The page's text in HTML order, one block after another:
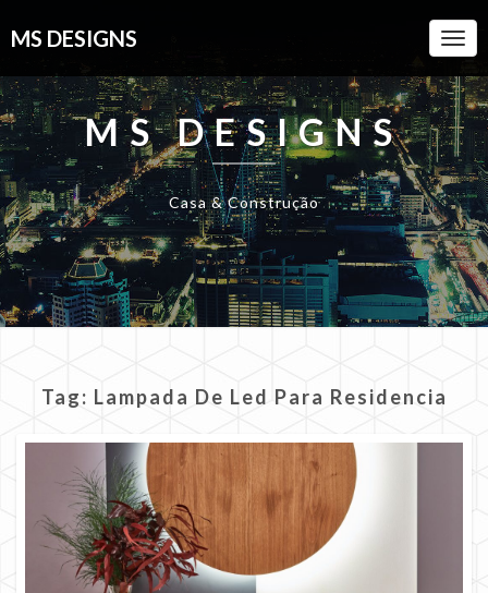
MS DESIGNS
MS DESIGNS
Casa & Construção
Tag: Lampada De Led Para Residencia